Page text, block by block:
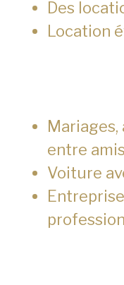
Des
Location
Mariages,
entre amis
Voiture